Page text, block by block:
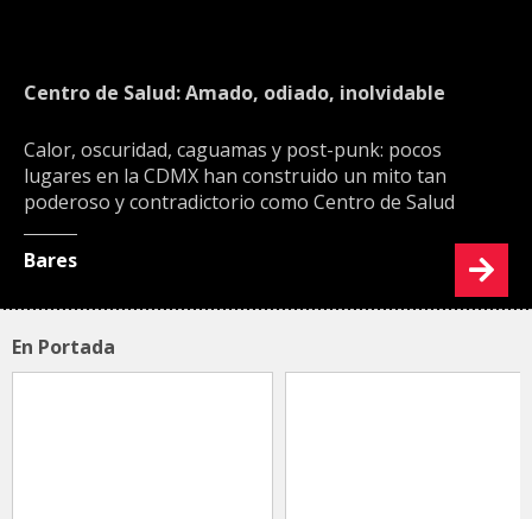
Centro de Salud: Amado, odiado, inolvidable
Calor, oscuridad, caguamas y post-punk: pocos
lugares en la CDMX han construido un mito tan
poderoso y contradictorio como Centro de Salud
Bares
En Portada